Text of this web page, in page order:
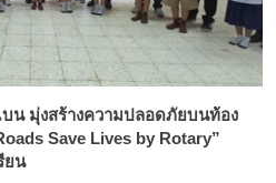
น มุ่งสร้างความปลอดภัยบนท้อง
Save Lives by Rotary”
ยน